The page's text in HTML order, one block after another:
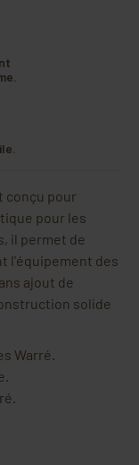
conçu pour
pour les
il permet de
l'équipement des
ajout de
solide
Warré.